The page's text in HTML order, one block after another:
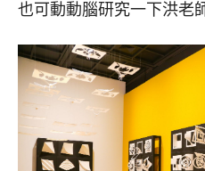
也可動動腦研究一下洪老